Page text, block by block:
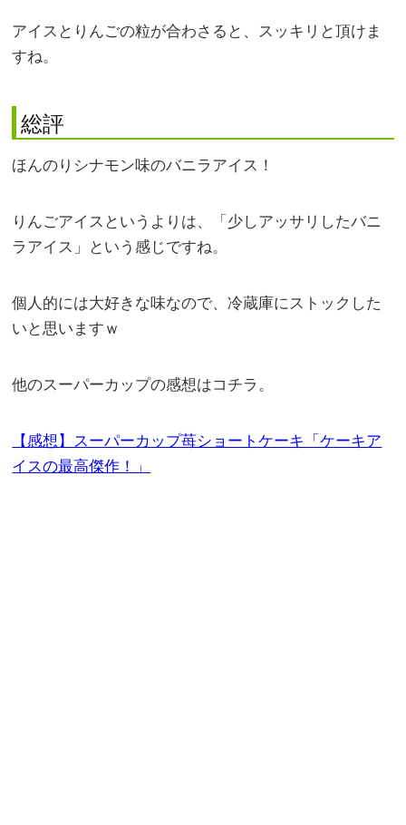
アイスとりんごの粒が合わさると、スッキリと頂けま
すね。
総評
ほんのりシナモン味のバニラアイス！
りんごアイスというよりは、「少しアッサリしたバニ
ラアイス」という感じですね。
個人的には大好きな味なので、冷蔵庫にストックした
いと思いますｗ
他のスーパーカップの感想はコチラ。
【感想】スーパーカップ苺ショートケーキ「ケーキア
イスの最高傑作！」